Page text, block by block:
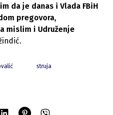
da je danas i Vlada FBiH
pregovora,
mislim i Udruženje
struja